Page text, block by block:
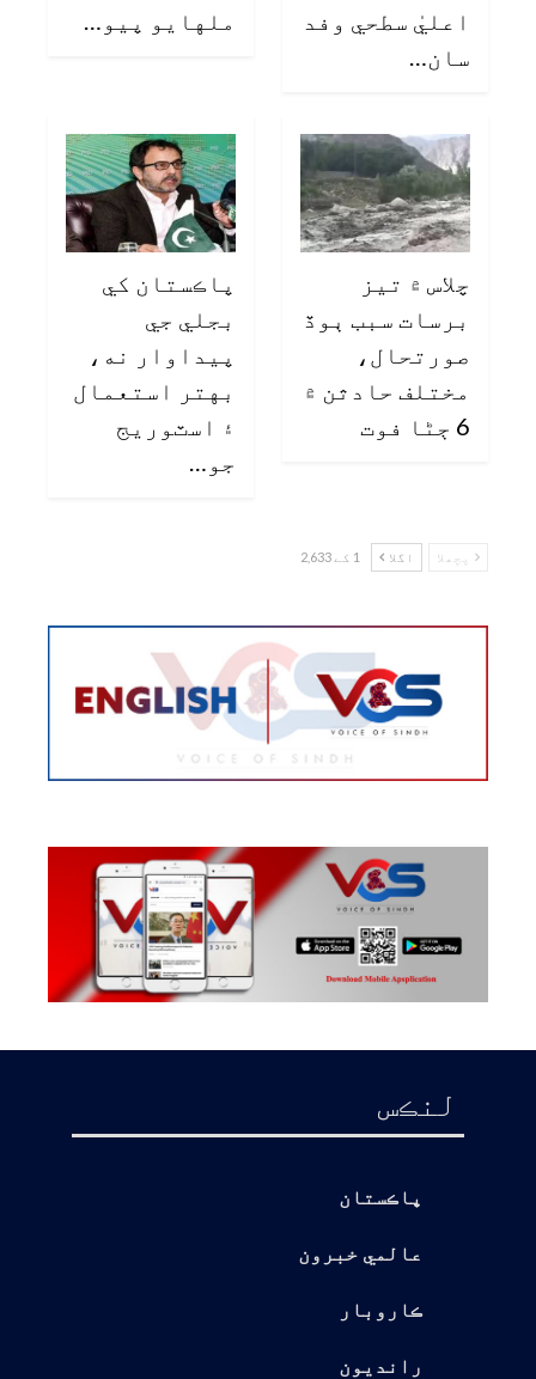
اعليٰ سطحي وفد
سان…
ملهايو پيو…
چلاس ۾ تيز
برسات سبب ٻوڏ
صورتحال،
مختلف حادثن ۾
6 ڄڻا فوت
پاڪستان کي
بجلي جي
پيداوار نه،
بهتر استعمال
۽ اسٽوريج
جو…
پچھلا اگلا 1 کے 2,633
لنڪس
پاڪستان
عالمي خبرون
ڪاروبار
رانديون